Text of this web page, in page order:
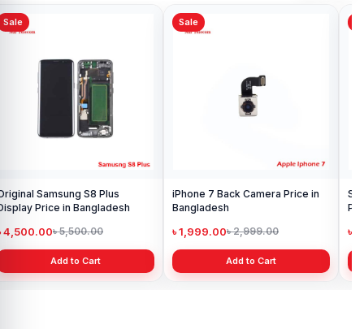
Sale
Samsung S8 Plus
Price in Bangladesh
4,500.00৳ 5,500.00
Add to Cart
Sale
iPhone 7 Back Camera Price in
Bangladesh
৳ 1,999.00৳ 2,999.00
Add to Cart
৳